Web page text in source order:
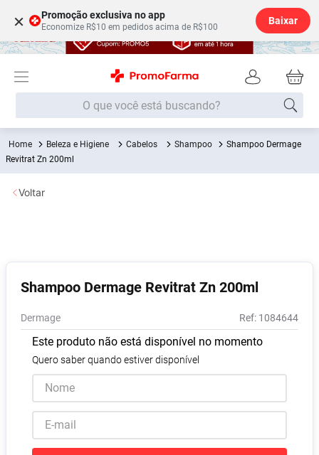
× Promoção exclusiva no app
Economize R$10 em pedidos acima de R$100
Baixar
O que você está buscando?
Beleza e Higiene Cabelos Shampoo
Shampoo Dermage
Revitrat Zn 200ml
Shampoo Dermage Revitrat Zn 200ml
Dermage : 1084644
Este produto não está disponível no momento
Quero saber quando estiver disponível
Voltar
Termos mais buscados
1º Fralda
2
6º Shampoo
7º
8 Pampers Confort Sec
9º Vitamina D
10 º